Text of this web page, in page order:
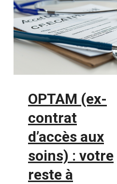
OPTAM (ex-
contrat
d’accès aux
soins) : votre
reste à